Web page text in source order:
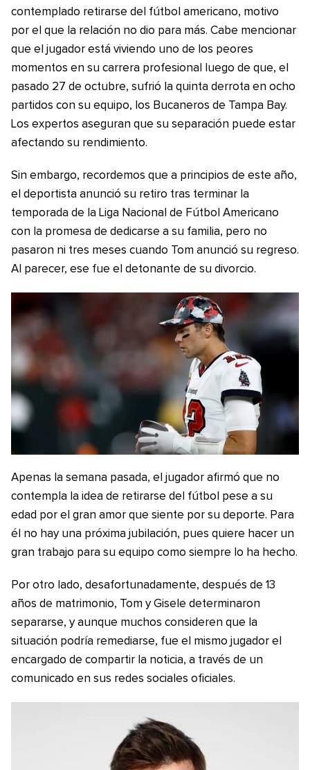
contemplado retirarse del fútbol americano, motivo
por el que la relación no dio para más. Cabe mencionar
que el jugador está viviendo uno de los peores
momentos en su carrera profesional luego de que, el
pasado 27 de octubre, sufrió la quinta derrota en ocho
partidos con su equipo, los Bucaneros de Tampa Bay.
Los expertos aseguran que su separación puede estar
afectando su rendimiento.
Sin embargo, recordemos que a principios de este año,
el deportista anunció su retiro tras terminar la
temporada de la Liga Nacional de Fútbol Americano
con la promesa de dedicarse a su familia, pero no
pasaron ni tres meses cuando Tom anunció su regreso.
Al parecer, ese fue el detonante de su divorcio.
Apenas la semana pasada, el jugador afirmó que no
contempla la idea de retirarse del fútbol pese a su
edad por el gran amor que siente por su deporte. Para
él no hay una próxima jubilación, pues quiere hacer un
gran trabajo para su equipo como siempre lo ha hecho.
Por otro lado, desafortunadamente, después de 13
años de matrimonio, Tom y Gisele determinaron
separarse, y aunque muchos consideren que la
situación podría remediarse, fue el mismo jugador el
encargado de compartir la noticia, a través de un
comunicado en sus redes sociales oficiales.